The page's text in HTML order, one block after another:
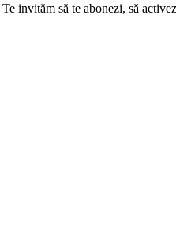
invităm să te abonezi, să